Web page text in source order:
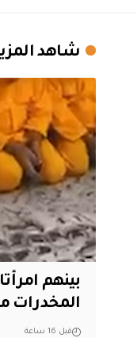
شاهد
بينهم
المخدرات مكونة من
قبل 16 ساعة